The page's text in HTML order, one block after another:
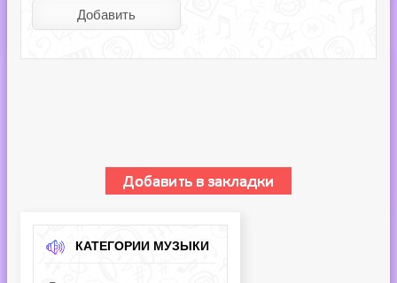
КАТЕГОРИИ МУЗЫКИ